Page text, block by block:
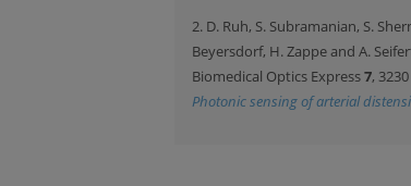
2. D. Ruh, S. Subramanian, S.
Beyersdorf, H. Zappe and A.
Biomedical Optics Express7,
Photonic sensing of arterial